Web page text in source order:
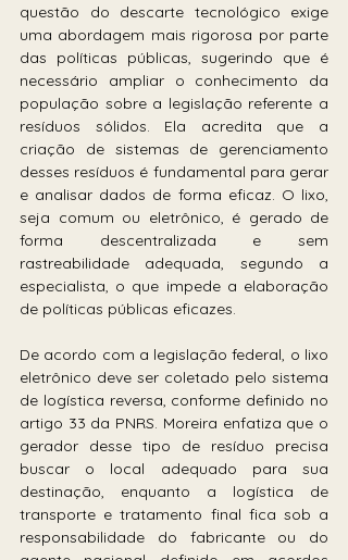
questão do descarte tecnológico exige
uma abordagem mais rigorosa por parte
das políticas públicas, sugerindo que é
necessário ampliar o conhecimento da
população sobre a legislação referente a
resíduos sólidos. Ela acredita que a
criação de sistemas de gerenciamento
desses resíduos é fundamental para gerar
e analisar dados de forma eficaz. O lixo,
seja comum ou eletrônico, é gerado de
forma descentralizada e sem
rastreabilidade adequada, segundo a
especialista, o que impede a elaboração
de políticas públicas eficazes.
De acordo com a legislação federal, o lixo
eletrônico deve ser coletado pelo sistema
de logística reversa, conforme definido no
artigo 33 da PNRS. Moreira enfatiza que o
gerador desse tipo de resíduo precisa
buscar o local adequado para sua
destinação, enquanto a logística de
transporte e tratamento final fica sob a
responsabilidade do fabricante ou do